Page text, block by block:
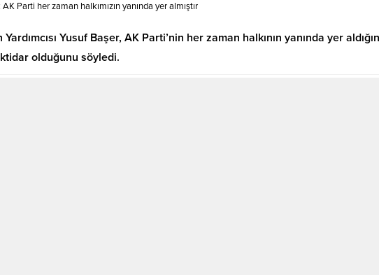
AK Parti her zaman halkımızın yanında yer almıştır
Yusuf Başer, AK Parti’nin her zaman halkının yanında yer
olduğunu söyledi.